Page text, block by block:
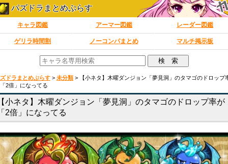
パズドラまとめぷらす
キャラ図鑑 アーマー図鑑 レーダー図鑑
ゲリラ時間割 ノーコンパまとめ マルチ掲示板
ドラまとめぷらす > 未分類 >
【小ネタ】木曜ダンジョン「夢見洞」のタマゴのドロップ
2倍」になってる
小ネタ】木曜ダンジョン「夢見洞」のタマゴのドロップ率が
2倍」になってる